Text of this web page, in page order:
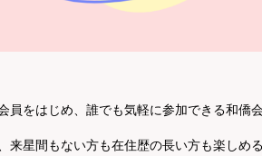
員をはじめ、誰でも気軽に参加できる和僑
来星間もない方も在住歴の長い方も楽しめ